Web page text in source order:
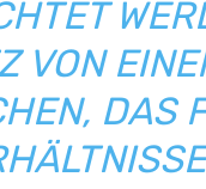
DAS